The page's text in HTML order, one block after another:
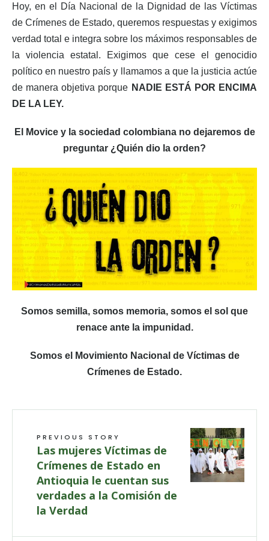
Hoy, en el Día Nacional de la Dignidad de las Víctimas
de Crímenes de Estado, queremos respuestas y exigimos
verdad total e integra sobre los máximos responsables de
la violencia estatal. Exigimos que cese el genocidio
político en nuestro país y llamamos a que la justicia actúe
de manera objetiva porque NADIE ESTÁ POR ENCIMA
DE LA LEY.
El Movice y la sociedad colombiana no dejaremos de
preguntar ¿Quién dio la orden?
Somos semilla, somos memoria, somos el sol que
renace ante la impunidad.
Somos el Movimiento Nacional de Víctimas de
Crímenes de Estado.
PREVIOUS STORY
Las mujeres Víctimas de
Crímenes de Estado en
Antioquia le cuentan sus
verdades a la Comisión de
la Verdad